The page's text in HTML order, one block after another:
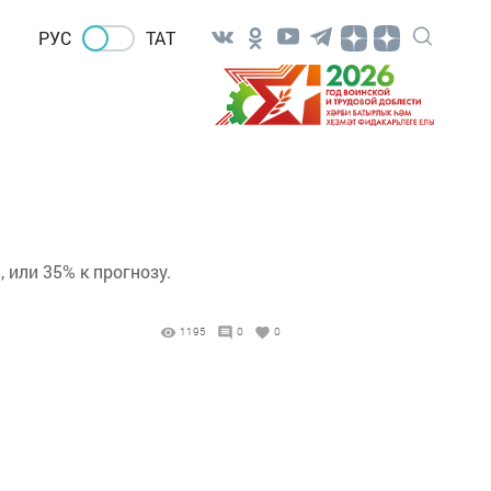
РУС ТАТ
35% к прогнозу.
1195 0 0